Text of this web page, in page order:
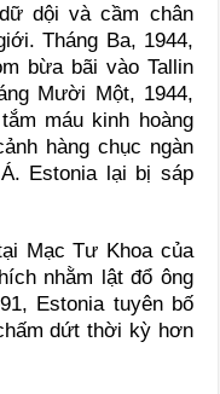
dội và cầm chân
Tháng Ba, 1944,
bừa bãi vào Tallin
Mười Một, 1944,
máu kinh hoàng
hàng chục ngàn
Estonia lại bị sáp
Mạc Tư Khoa của
nhằm lật đổ ông
Estonia tuyên bố
dứt thời kỳ hơn